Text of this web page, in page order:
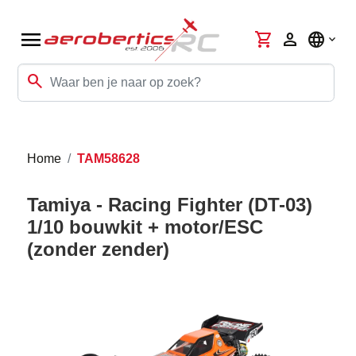
menu
search
shopping_cart person language
Home TAM58628
Tamiya - Racing Fighter (DT-03)
1/10 bouwkit + motor/ESC
(zonder zender)